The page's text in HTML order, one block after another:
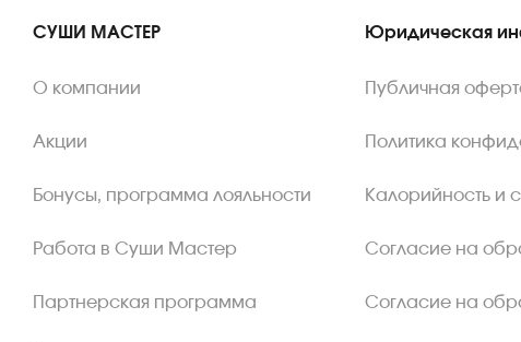
СУШИ МАСТЕР
О компании
Акции
Бонусы, программа лояльности
Работа в Суши Мастер
Партнерская программа
Юридическая
Публичная
Политика
Калорийность и
Согласие на
Согласие на